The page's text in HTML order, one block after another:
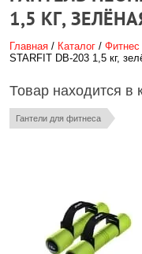
1,5 КГ,
Главная/ Каталог/ Фитнес
STARFIT DB-203 1,5 кг,
Товар находится в
Гантели для фитнеса